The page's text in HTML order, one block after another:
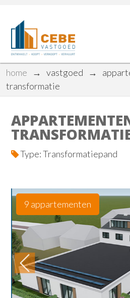
home → vastgoed →
transformatie
Type: Transformatiepand
9 appartementen